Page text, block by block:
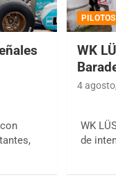
WK
4
WK
de